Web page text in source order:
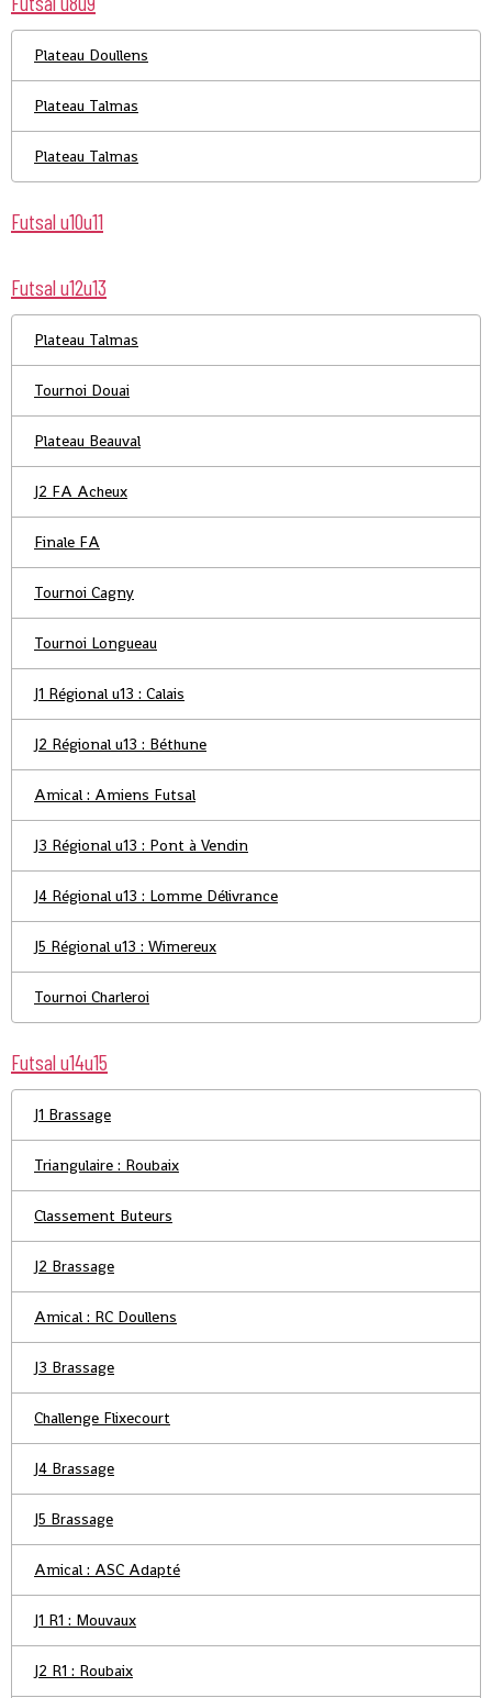
Plateau Doullens
Plateau Talmas
Plateau Talmas
Futsal u10u11
Futsal u12u13
Plateau Talmas
Tournoi Douai
Plateau Beauval
J2 FA Acheux
Finale FA
Tournoi Cagny
Tournoi Longueau
J1 Régional u13 : Calais
J2 Régional u13 : Béthune
Amical : Amiens Futsal
J3 Régional u13 : Pont à Vendin
J4 Régional u13 : Lomme Délivrance
J5 Régional u13 : Wimereux
Tournoi Charleroi
Futsal u14u15
J1 Brassage
Triangulaire : Roubaix
Classement Buteurs
J2 Brassage
Amical : RC Doullens
J3 Brassage
Challenge Flixecourt
J4 Brassage
J5 Brassage
Amical : ASC Adapté
J1 R1 : Mouvaux
J2 R1 : Roubaix